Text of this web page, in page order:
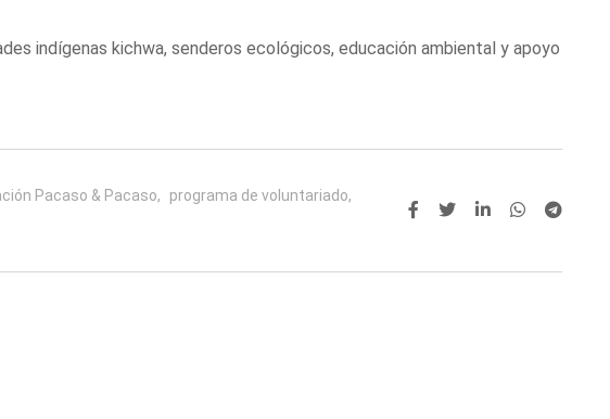
indígenas kichwa, senderos ecológicos, educación ambiental y apoyo
Pacaso & Pacaso,
programa de voluntariado,